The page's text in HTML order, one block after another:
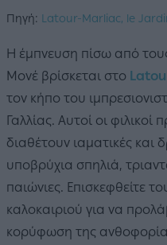
Πηγή: Latour-Marliac, le
Η έμπνευση πίσω από
Μονέ βρίσκεται στο
τον κήπο του
Γαλλίας. Αυτοί οι φιλικοί
διαθέτουν ιαματικές και
υποβρύχια σπηλιά,
παιώνιες. Επισκεφθείτε
καλοκαιριού για να
κορύφωση της